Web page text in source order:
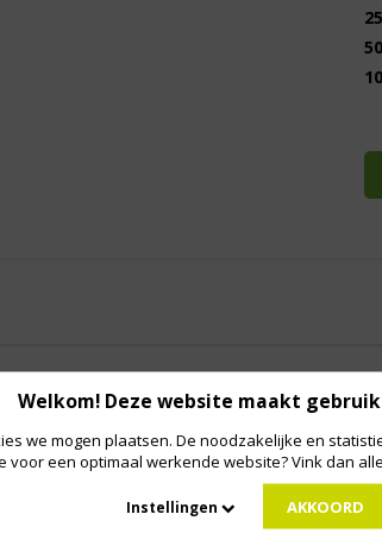
Welkom! Deze website maakt
we mogen plaatsen. De noodzakelijke en
voor een optimaal werkende website? Vink dan
Instellingen AKKOORD